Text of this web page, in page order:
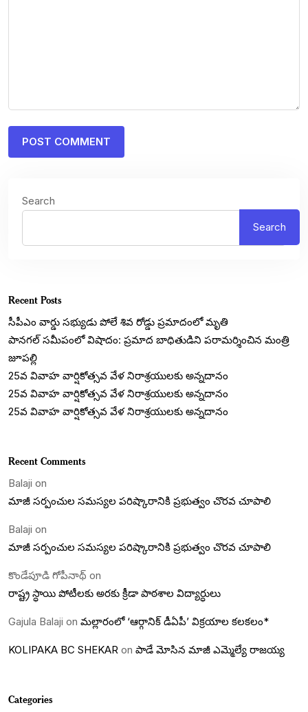
Search
Search
Recent Posts
సీపీఎం వార్డు సభ్యుడు పోలే శివ రోడ్డు ప్రమాదంలో మృతి
పానగల్‌ సమీపంలో విషాదం: ప్రమాద బాధితుడిని పరామర్శించిన మంత్రి
జూపల్లి
25వ వివాహ వార్షికోత్సవ వేళ నిరాశ్రయులకు అన్నదానం
25వ వివాహ వార్షికోత్సవ వేళ నిరాశ్రయులకు అన్నదానం
25వ వివాహ వార్షికోత్సవ వేళ నిరాశ్రయులకు అన్నదానం
Recent Comments
Balaji on
మాజీ సర్పంచుల సమస్యల పరిష్కారానికి ప్రభుత్వం చొరవ చూపాలి
Balaji on
మాజీ సర్పంచుల సమస్యల పరిష్కారానికి ప్రభుత్వం చొరవ చూపాలి
కొండేపూడి గోపీనాథ్ on
రాష్ట్ర స్ధాయి పోటీలకు అరకు క్రీడా పాఠశాల విద్యార్ధులు
Gajula Balaji on మల్లారంలో ‘ఆర్గానిక్ డీఏపీ’ విక్రయాల కలకలం*
KOLIPAKA BC SHEKAR on పాడే మోసిన మాజీ ఎమ్మెల్యే రాజయ్య
Categories